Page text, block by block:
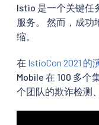
Istio 是一个关键任
服务。 然而，成
缩。
在 IstioCon 2021 的
Mobile 在 100 多个
个团队的欺诈检测